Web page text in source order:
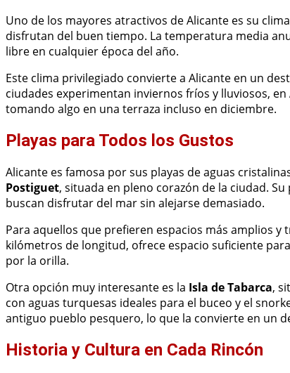
Uno de los mayores atractivos de Alicante es su
disfrutan del buen tiempo. La temperatura media
libre en cualquier época del año.
Este clima privilegiado convierte a Alicante en un
ciudades experimentan inviernos fríos y lluviosos,
tomando algo en una terraza incluso en diciembre.
Playas para Todos los Gustos
Alicante es famosa por sus playas de aguas
Postiguet, situada en pleno corazón de la ciudad.
buscan disfrutar del mar sin alejarse demasiado.
Para aquellos que prefieren espacios más amplios y
kilómetros de longitud, ofrece espacio suficiente
por la orilla.
Otra opción muy interesante es la Isla de Tabarca,
con aguas turquesas ideales para el buceo y el
antiguo pueblo pesquero, lo que la convierte en un
Historia y Cultura en Cada Rincón